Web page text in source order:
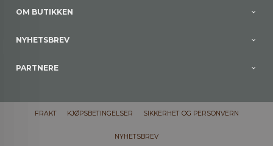
OM BUTIKKEN
NYHETSBREV
PARTNERE
FRAKT KJØPSBETINGELSER SIKKERHET OG PERSONVERN
NYHETSBREV